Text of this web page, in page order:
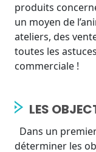
produits
un moyen de
ateliers, des
toutes les
commerciale !
LES
Dans un
déterminer les